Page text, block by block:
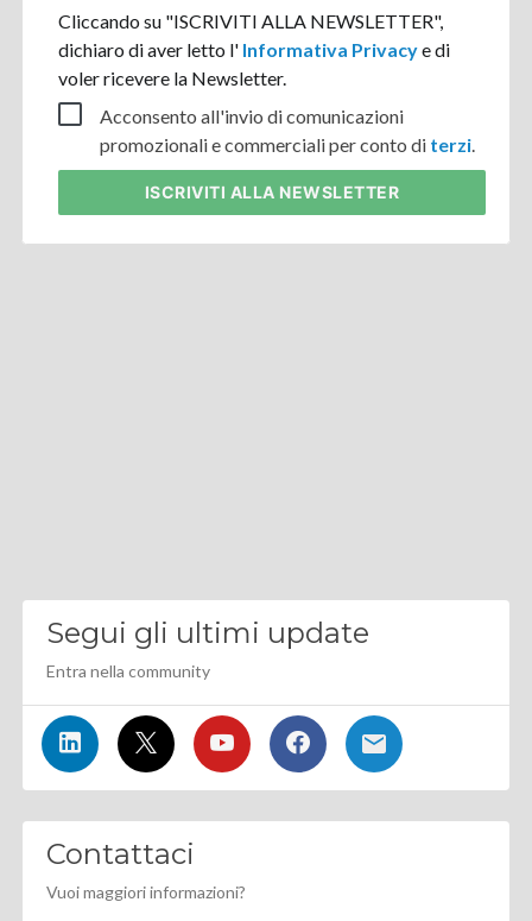
Cliccando su "ISCRIVITI ALLA NEWSLETTER",
dichiaro di aver letto l' Informativa Privacye di
voler ricevere la Newsletter.
Acconsento all'invio di comunicazioni
promozionali e commerciali per conto di terzi.
ISCRIVITI ALLA NEWSLETTER
Segui gli ultimi update
Entra nella community
Contattaci
Vuoi maggiori informazioni?